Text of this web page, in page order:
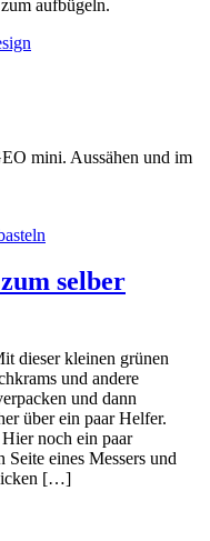
zum aufbügeln.
mini. Aussähen und im
selber
dieser kleinen grünen
und andere
und dann
über ein paar Helfer.
noch ein paar
eines Messers und
[…]